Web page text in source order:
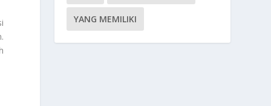
YANG MEMILIKI